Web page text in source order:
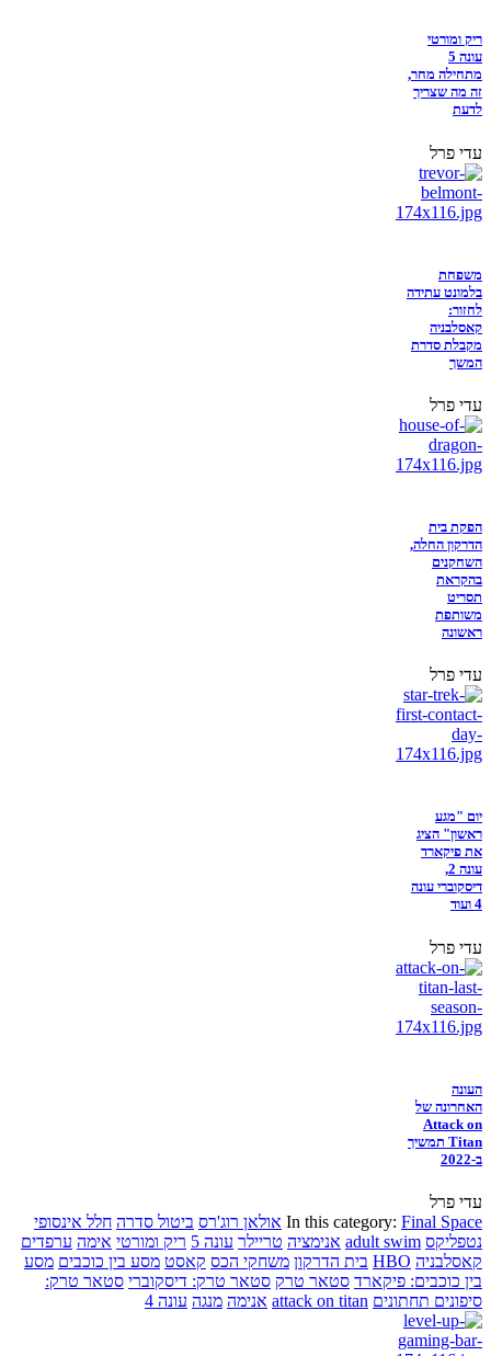
ריק ומורטי
עונה 5
מתחילה מחר,
זה מה שצריך
לדעת
עדי פרל
משפחת
בלמונט עתידה
לחזור:
קאסלבניה
מקבלת סדרת
המשך
עדי פרל
הפקת בית
הדרקון החלה,
השחקנים
בהקראת
תסריט
משותפת
ראשונה
עדי פרל
יום "מגע
ראשון" הציג
את פיקארד
עונה 2,
דיסקוברי עונה
4 ועוד
עדי פרל
העונה
האחרונה של
Attack on
Titan תמשיך
ב-2022
עדי פרל
In this category: Final Space אולאן רוג'רס ביטול סדרה חלל אינסופי
נטפליקס adult swim אנימציה טריילר עונה 5 ריק ומורטי אימה ערפדים
קאסלבניה HBO בית הדרקון משחקי הכס קאסט מסע בין כוכבים מסע
בין כוכבים: פיקארד סטאר טרק סטאר טרק: דיסקוברי סטאר טרק:
סיפונים תחתונים attack on titan אנימה מנגה עונה 4